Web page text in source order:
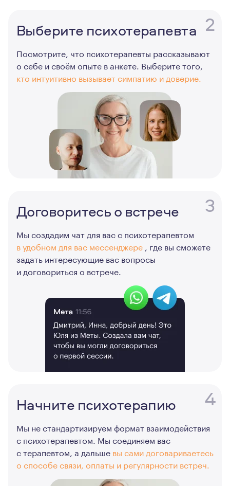
2
Выберите психотерапевта
Посмотрите, что психотерапевты рассказывают
о себе и своём опыте в анкете. Выберите того,
кто интуитивно вызывает симпатию и доверие.
3
Договоритесь о встрече
Мы создадим чат для вас с психотерапевтом
в удобном для вас мессенджере , где вы сможете
задать интересующие вас вопросы
и договориться о встрече.
4
Начните психотерапию
Мы не стандартизируем формат взаимодействия
с психотерапевтом. Мы соединяем вас
с терапевтом, а дальше вы сами договариваетесь
о способе связи, оплаты и регулярности встреч.